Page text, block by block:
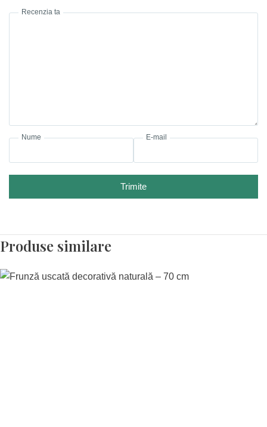
Recenzia ta
Nume E-mail
Trimite
Produse similare